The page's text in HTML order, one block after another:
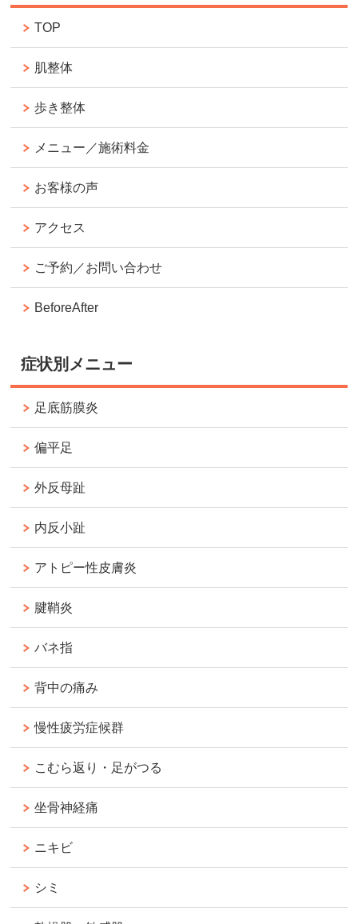
TOP
肌整体
歩き整体
メニュー／施術料金
お客様の声
アクセス
ご予約／お問い合わせ
BeforeAfter
症状別メニュー
足底筋膜炎
偏平足
外反母趾
内反小趾
アトピー性皮膚炎
腱鞘炎
バネ指
背中の痛み
慢性疲労症候群
こむら返り・足がつる
坐骨神経痛
ニキビ
シミ